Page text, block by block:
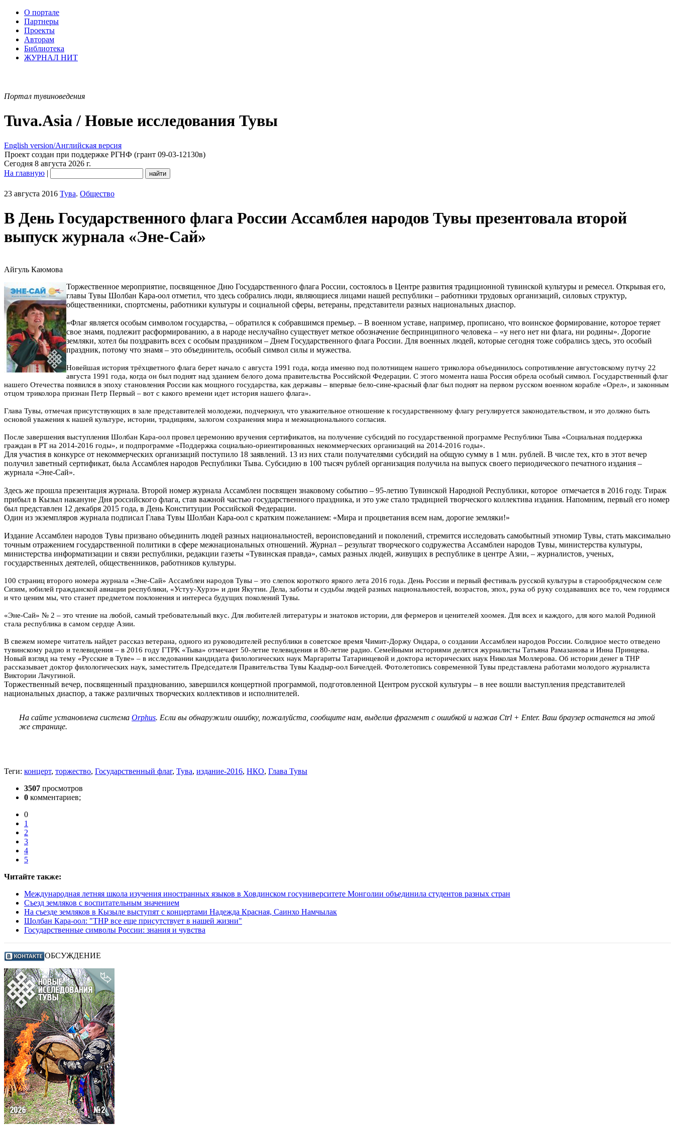
О портале
Партнеры
Проекты
Авторам
Библиотека
ЖУРНАЛ НИТ
Портал тувиноведения
Tuva.Asia / Новые исследования Тувы
English version/Английская версия
Проект создан при поддержке РГНФ (грант 09-03-12130в)
Сегодня 8 августа 2026 г.
На главную |
23 августа 2016 Тува. Общество
В День Государственного флага России Ассамблея народов Тувы презентовала второй
выпуск журнала «Эне-Сай»
Айгуль Каюмова
Торжественное мероприятие, посвященное Дню Государственного флага России, состоялось в Центре развития традиционной тувинской культуры и ремесел. Открывая его,
главы Тувы Шолбан Кара-оол отметил, что здесь собрались люди, являющиеся лицами нашей республики – работники трудовых организаций, силовых структур,
общественники, спортсмены, работники культуры и социальной сферы, ветераны, представители разных национальных диаспор.
«Флаг является особым символом государства, – обратился к собравшимся премьер. – В военном уставе, например, прописано, что воинское формирование, которое теряет
свое знамя, подлежит расформированию, а в народе неслучайно существует меткое обозначение беспринципного человека – «у него нет ни флага, ни родины». Дорогие
земляки, хотел бы поздравить всех с особым праздником – Днем Государственного флага России. Для военных людей, которые сегодня тоже собрались здесь, это особый
праздник, потому что знамя – это объединитель, особый символ силы и мужества.
Новейшая история трёхцветного флага берет начало с августа 1991 года, когда именно под полотнищем нашего триколора объединилось сопротивление августовскому путчу 22
августа 1991 года, когда он был поднят над зданием белого дома правительства Российской Федерации. С этого момента наша Россия обрела особый символ. Государственный флаг
нашего Отечества появился в эпоху становления России как мощного государства, как державы – впервые бело-сине-красный флаг был поднят на первом русском военном корабле «Орел», и законным
отцом триколора признан Петр Первый – вот с какого времени идет история нашего флага».
Глава Тувы, отмечая присутствующих в зале представителей молодежи, подчеркнул, что уважительное отношение к государственному флагу регулируется законодательством, и это должно быть
основой уважения к нашей культуре, истории, традициям, залогом сохранения мира и межнационального согласия.
После завершения выступления Шолбан Кара-оол провел церемонию вручения сертификатов, на получение субсидий по государственной программе Республики Тыва «Социальная поддержка
граждан в РТ на 2014-2016 годы», и подпрограмме «Поддержка социально-ориентированных некоммерческих организаций на 2014-2016 годы».
Для участия в конкурсе от некоммерческих организаций поступило 18 заявлений. 13 из них стали получателями субсидий на общую сумму в 1 млн. рублей. В числе тех, кто в этот вечер
получил заветный сертификат, была Ассамблея народов Республики Тыва. Субсидию в 100 тысяч рублей организация получила на выпуск своего периодического печатного издания –
журнала «Эне-Сай».
Здесь же прошла презентация журнала. Второй номер журнала Ассамблеи посвящен знаковому событию – 95-летию Тувинской Народной Республики, которое отмечается в 2016 году. Тираж
прибыл в Кызыл накануне Дня российского флага, став важной частью государственного праздника, и это уже стало традицией творческого коллектива издания. Напомним, первый его номер
был представлен 12 декабря 2015 года, в День Конституции Российской Федерации.
Один из экземпляров журнала подписал Глава Тувы Шолбан Кара-оол с кратким пожеланием: «Мира и процветания всем нам, дорогие земляки!»
Издание Ассамблеи народов Тувы призвано объединить людей разных национальностей, вероисповеданий и поколений, стремится исследовать самобытный этномир Тувы, стать максимально
точным отражением государственной политики в сфере межнациональных отношений. Журнал – результат творческого содружества Ассамблеи народов Тувы, министерства культуры,
министерства информатизации и связи республики, редакции газеты «Тувинская правда», самых разных людей, живущих в республике в центре Азии, – журналистов, ученых,
государственных деятелей, общественников, работников культуры.
100 страниц второго номера журнала «Эне-Сай» Ассамблеи народов Тувы – это слепок короткого яркого лета 2016 года. День России и первый фестиваль русской культуры в старообрядческом селе
Сизим, юбилей гражданской авиации республики, «Устуу-Хурээ» и дни Якутии. Дела, заботы и судьбы людей разных национальностей, возрастов, эпох, рука об руку создававших все то, чем гордимся
и что ценим мы, что станет предметом поклонения и интереса будущих поколений Тувы.
«Эне-Сай» № 2 – это чтение на любой, самый требовательный вкус. Для любителей литературы и знатоков истории, для фермеров и ценителей хоомея. Для всех и каждого, для кого малой Родиной
стала республика в самом сердце Азии.
В свежем номере читатель найдет рассказ ветерана, одного из руководителей республики в советское время Чимит-Доржу Ондара, о создании Ассамблеи народов России. Солидное место отведено
тувинскому радио и телевидения – в 2016 году ГТРК «Тыва» отмечает 50-летие телевидения и 80-летие радио. Семейными историями делятся журналисты Татьяна Рамазанова и Инна Принцева.
Новый взгляд на тему «Русские в Туве» – в исследовании кандидата филологических наук Маргариты Татаринцевой и доктора исторических наук Николая Моллерова. Об истории денег в ТНР
рассказывает доктор филологических наук, заместитель Председателя Правительства Тувы Каадыр-оол Бичелдей. Фотолетопись современной Тувы представлена работами молодого журналиста
Виктории Лачугиной.
Торжественный вечер, посвященный празднованию, завершился концертной программой, подготовленной Центром русской культуры – в нее вошли выступления представителей
национальных диаспор, а также различных творческих коллективов и исполнителей.
На сайте установлена система Orphus. Если вы обнаружили ошибку, пожалуйста, сообщите нам, выделив фрагмент с ошибкой и нажав Ctrl + Enter. Ваш браузер останется на этой
же странице.
Теги: концерт, торжество, Государственный флаг, Тува, издание-2016, НКО, Глава Тувы
3507 просмотров
0 комментариев;
0
1
2
3
4
5
Читайте также:
Международная летняя школа изучения иностранных языков в Ховдинском госуниверситете Монголии объединила студентов разных стран
Съезд земляков с воспитательным значением
На съезде земляков в Кызыле выступят с концертами Надежда Красная, Саинхо Намчылак
Шолбан Кара-оол: "ТНР все еще присутствует в нашей жизни"
Государственные символы России: знания и чувства
ОБСУЖДЕНИЕ